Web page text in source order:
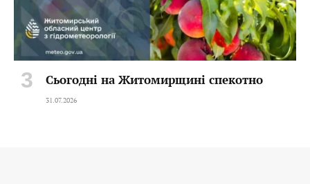
Сьогодні на Житомирщині спекотно
31.07.2026